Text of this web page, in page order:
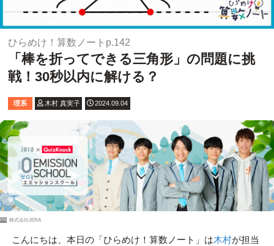
ひらめけ！算数ノートp.142
「棒を折ってできる三角形」の問題に挑
戦！30秒以内に解ける？
理系 木村 真実子 2024.09.04
PR 株式会社JERA
こんにちは、本日の「ひらめけ！算数ノート」は木村が担当